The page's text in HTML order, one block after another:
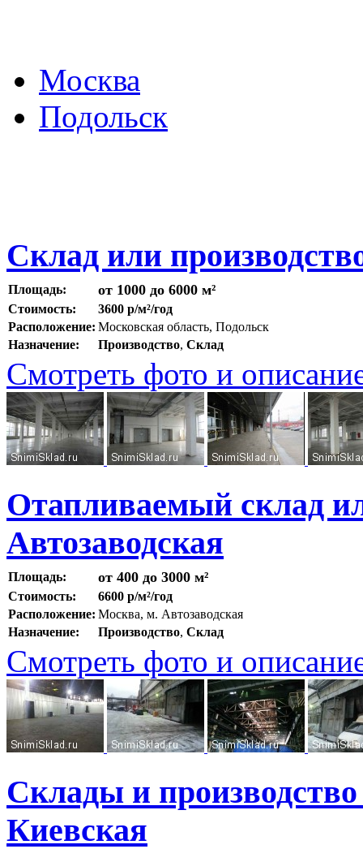
Москва
Подольск
Склад или
Площадь: от 1000 до 6000 м²
Стоимость:
3600 р/м²/год
Расположение: Московская область, Подольск
Назначение:
Производство, Склад
Смотреть фото и
Отапливаемый склад
Автозаводская
Площадь: от 400 до 3000 м²
Стоимость:
6600 р/м²/год
Расположение: Москва, м. Автозаводская
Назначение:
Производство, Склад
Смотреть фото и
Склады и
Киевская